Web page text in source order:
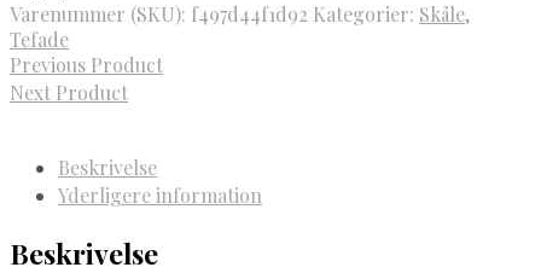
Varenummer (SKU): f497d44f1d92 Kategorier: Skåle,
Tefade
Previous Product
Next Product
Beskrivelse
Yderligere information
Beskrivelse